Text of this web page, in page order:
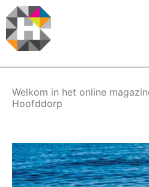
Overslaan
en
naar
de
gaan
Welkom in het online
Hoofddorp